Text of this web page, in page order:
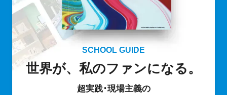
SCHOOL GUIDE
世界が、私のファンになる。
超実践･現場主義の